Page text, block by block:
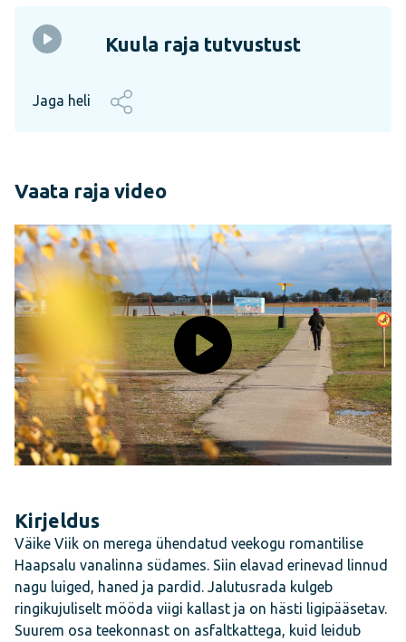
Kuula raja tutvustust
Jaga heli
Vaata raja video
Kirjeldus
Väike Viik on merega ühendatud veekogu romantilise
Haapsalu vanalinna südames. Siin elavad erinevad linnud
nagu luiged, haned ja pardid. Jalutusrada kulgeb
ringikujuliselt mööda viigi kallast ja on hästi ligipääsetav.
Suurem osa teekonnast on asfaltkattega, kuid leidub